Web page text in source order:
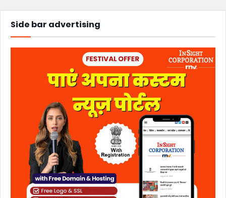
Side bar advertising